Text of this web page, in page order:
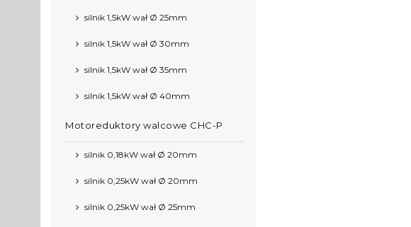
silnik 1,5kW wał Ø 25mm
silnik 1,5kW wał Ø 30mm
silnik 1,5kW wał Ø 35mm
silnik 1,5kW wał Ø 40mm
Motoreduktory walcowe CHC-P
silnik 0,18kW wał Ø 20mm
silnik 0,25kW wał Ø 20mm
silnik 0,25kW wał Ø 25mm